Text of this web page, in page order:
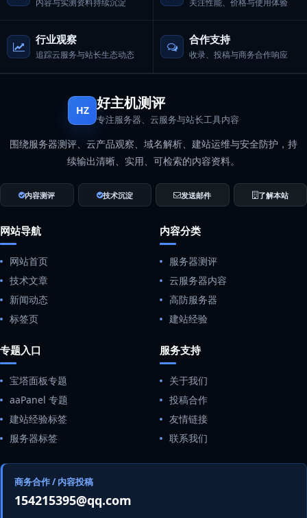
行业观察
追踪云服务与站长生态动态
合作支持
收录、投稿与商务合作响应
HZ 好主机测评
专注服务器、云服务与站长工具内容
围绕服务器测评、云产品观察、域名解析、建站运维与安全防护，持
续输出清晰、实用、可检索的内容资料。
内容测评 技术沉淀 发送邮件 了解本站
网站导航
网站首页
技术文章
新闻动态
标签页
内容分类
服务器测评
云服务器内容
高防服务器
建站经验
专题入口
宝塔面板专题
aaPanel 专题
建站经验标签
服务器标签
服务支持
关于我们
投稿合作
友情链接
联系我们
商务合作 / 内容投稿
154215395@qq.com